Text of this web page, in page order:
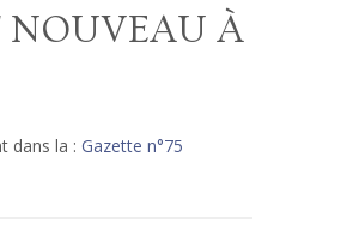
NOUVEAU À
dans la : Gazette n°75